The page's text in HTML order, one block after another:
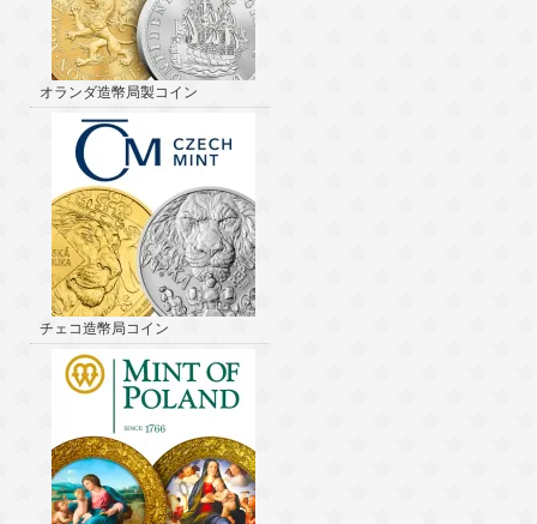
オランダ造幣局製コイン
チェコ造幣局コイン